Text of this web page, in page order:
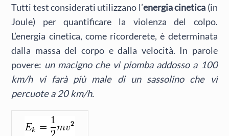
Tutti test considerati utilizzano l’energia cinetica (in
Joule) per quantificare la violenza del colpo.
L’energia cinetica, come ricorderete, è determinata
dalla massa del corpo e dalla velocità. In parole
povere: un macigno che vi piomba addosso a 100
km/h vi farà più male di un sassolino che vi
percuote a 20 km/h.